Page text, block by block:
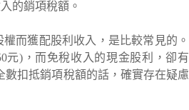
的銷項稅額。
而獲配股利收入，是比較常見的。
元)，而免稅收入的現金股利，卻有
數扣抵銷項稅額的話，確實存在疑慮